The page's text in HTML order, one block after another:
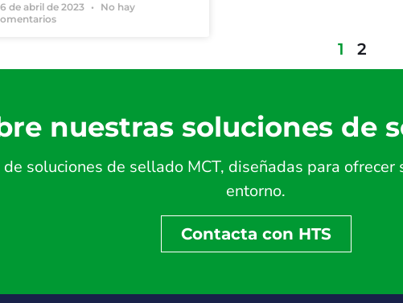
de abril de 2023
No hay
1 2
nuestras soluciones de
soluciones de sellado MCT, diseñadas para
entorno.
Contacta con HTS